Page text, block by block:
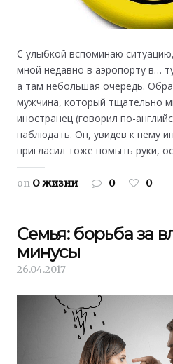
С улыбкой вспоминаю
мной недавно в аэропорту в…
а там небольшая очередь.
мужчина, который тщательно
иностранец (говорил по-
наблюдать. Он, увидев к нему
пригласил тоже помыть руки,
on О жизни 0 0
Семья: борьба за
минусы
26.04.2017